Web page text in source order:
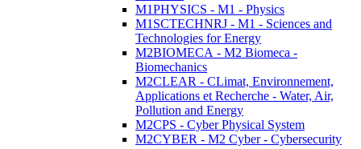
M1PHYSICS - M1 - Physics
M1SCTECHNRJ - M1 - Sciences and
Technologies for Energy
M2BIOMECA - M2 Biomeca -
Biomechanics
M2CLEAR - CLimat, Environnement,
Applications et Recherche - Water, Air,
Pollution and Energy
M2CPS - Cyber Physical System
M2CYBER - M2 Cyber - Cybersecurity